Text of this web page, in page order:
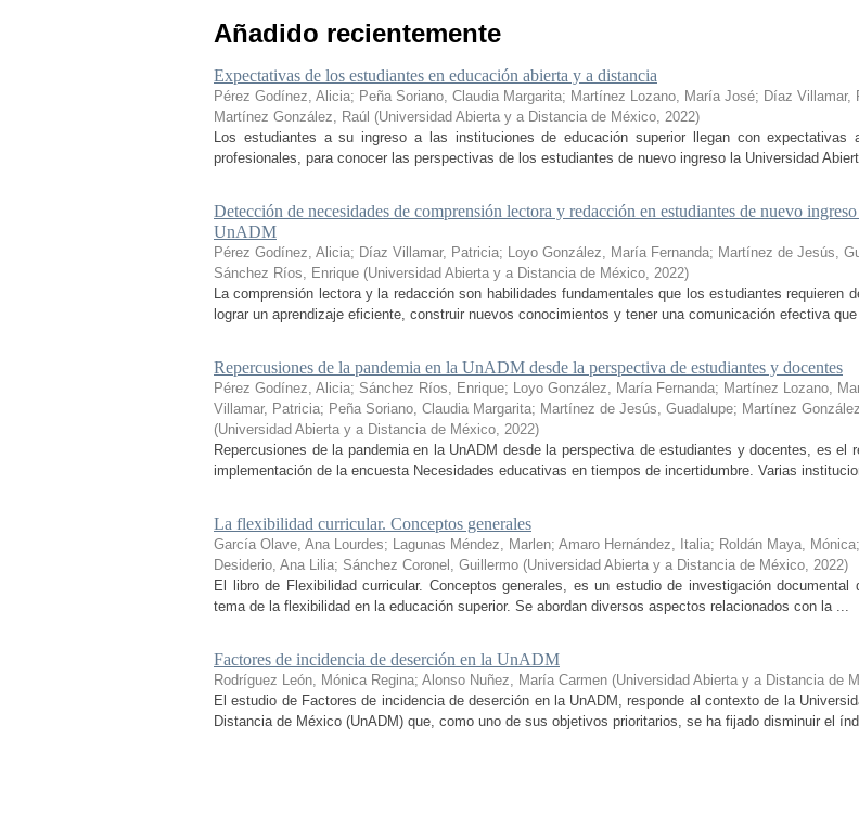
Añadido recientemente
Expectativas de los estudiantes en educación abierta y a distancia
Pérez Godínez, Alicia; Peña Soriano, Claudia Margarita; Martínez Lozano, María José; Díaz Villamar,
Martínez González, Raúl (Universidad Abierta y a Distancia de México, 2022)
Los estudiantes a su ingreso a las instituciones de educación superior llegan con expectativas
profesionales, para conocer las perspectivas de los estudiantes de nuevo ingreso la Universidad
Detección de necesidades de comprensión lectora y redacción en estudiantes de nuevo ingreso
UnADM
Pérez Godínez, Alicia; Díaz Villamar, Patricia; Loyo González, María Fernanda; Martínez de Jesús,
Sánchez Ríos, Enrique (Universidad Abierta y a Distancia de México, 2022)
La comprensión lectora y la redacción son habilidades fundamentales que los estudiantes requieren
lograr un aprendizaje eficiente, construir nuevos conocimientos y tener una comunicación efectiva
Repercusiones de la pandemia en la UnADM desde la perspectiva de estudiantes y docentes
Pérez Godínez, Alicia; Sánchez Ríos, Enrique; Loyo González, María Fernanda; Martínez Lozano,
Villamar, Patricia; Peña Soriano, Claudia Margarita; Martínez de Jesús, Guadalupe; Martínez
(Universidad Abierta y a Distancia de México, 2022)
Repercusiones de la pandemia en la UnADM desde la perspectiva de estudiantes y docentes, es el
implementación de la encuesta Necesidades educativas en tiempos de incertidumbre. Varias
La flexibilidad curricular. Conceptos generales
García Olave, Ana Lourdes; Lagunas Méndez, Marlen; Amaro Hernández, Italia; Roldán Maya, Mónica;
Desiderio, Ana Lilia; Sánchez Coronel, Guillermo (Universidad Abierta y a Distancia de México, 2022)
El libro de Flexibilidad curricular. Conceptos generales, es un estudio de investigación documental
tema de la flexibilidad en la educación superior. Se abordan diversos aspectos relacionados con la ...
Factores de incidencia de deserción en la UnADM
Rodríguez León, Mónica Regina; Alonso Nuñez, María Carmen (Universidad Abierta y a Distancia de
El estudio de Factores de incidencia de deserción en la UnADM, responde al contexto de la
Distancia de México (UnADM) que, como uno de sus objetivos prioritarios, se ha fijado disminuir el